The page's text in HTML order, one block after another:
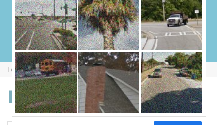
ГАЗОВІ ГЕНЕРАТОРИ
ЗВАРЮВАЛЬНІ ГЕНЕРАТОРИ
ГЕНЕРАТОРИ ВІД ВВП
Головна Бензинові Генератори Fogo F6001
Fogo F6001